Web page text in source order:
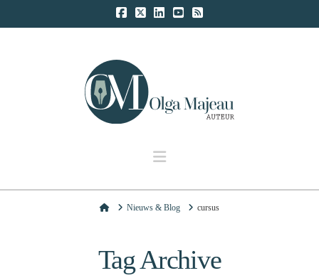
Navigation
HomeNieuws & Blog cursus
Tag Archive